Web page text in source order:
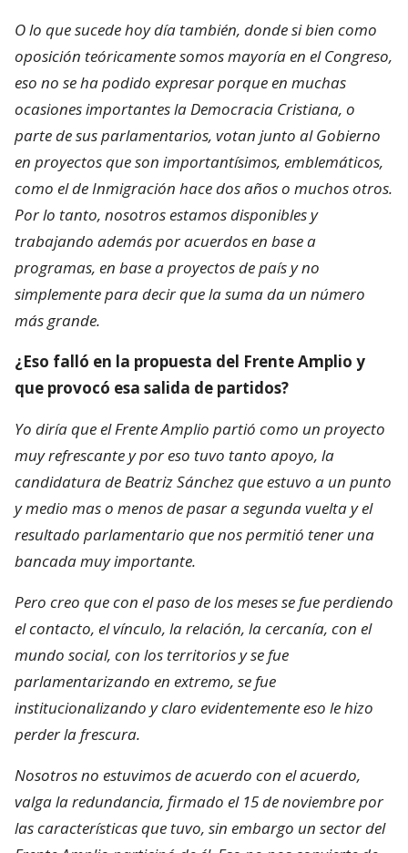
O lo que sucede hoy día también, donde si bien como
oposición teóricamente somos mayoría en el Congreso,
eso no se ha podido expresar porque en muchas
ocasiones importantes la Democracia Cristiana, o
parte de sus parlamentarios, votan junto al Gobierno
en proyectos que son importantísimos, emblemáticos,
como el de Inmigración hace dos años o muchos otros.
Por lo tanto, nosotros estamos disponibles y
trabajando además por acuerdos en base a
programas, en base a proyectos de país y no
simplemente para decir que la suma da un número
más grande.
¿Eso falló en la propuesta del Frente Amplio y
que provocó esa salida de partidos?
Yo diría que el Frente Amplio partió como un proyecto
muy refrescante y por eso tuvo tanto apoyo, la
candidatura de Beatriz Sánchez que estuvo a un punto
y medio mas o menos de pasar a segunda vuelta y el
resultado parlamentario que nos permitió tener una
bancada muy importante.
Pero creo que con el paso de los meses se fue perdiendo
el contacto, el vínculo, la relación, la cercanía, con el
mundo social, con los territorios y se fue
parlamentarizando en extremo, se fue
institucionalizando y claro evidentemente eso le hizo
perder la frescura.
Nosotros no estuvimos de acuerdo con el acuerdo,
valga la redundancia, firmado el 15 de noviembre por
las características que tuvo, sin embargo un sector del